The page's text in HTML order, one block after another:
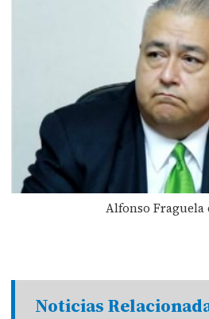
Alfonso Fraguela
Noticias